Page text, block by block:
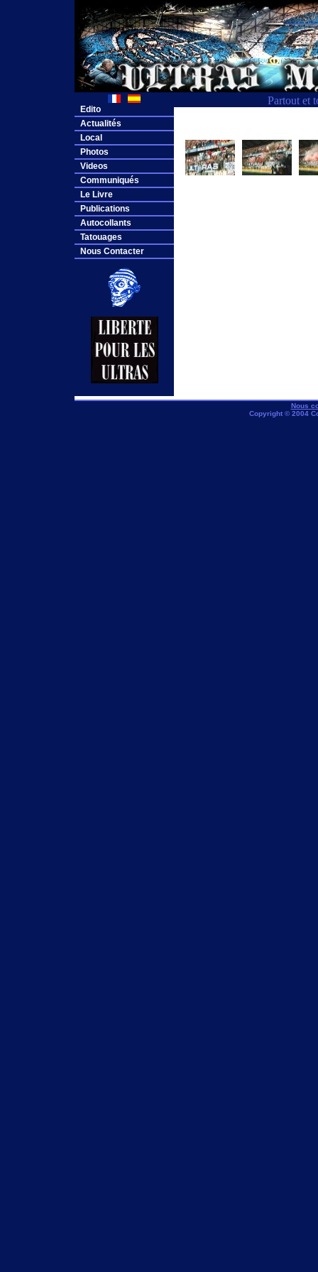
Partout et
Edito
Actualités
Local
Photos
Videos
Communiqués
Le Livre
Publications
Autocollants
Tatouages
Nous Contacter
Nous
Copyright © 2004